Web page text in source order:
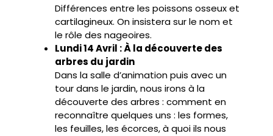
Différences entre les poissons osseux et
cartilagineux. On insistera sur le nom et
le rôle des nageoires.
Lundi 14 Avril : À la découverte des
arbres du jardin
Dans la salle d’animation puis avec un
tour dans le jardin, nous irons à la
découverte des arbres : comment en
reconnaître quelques uns : les formes,
les feuilles, les écorces, à quoi ils nous